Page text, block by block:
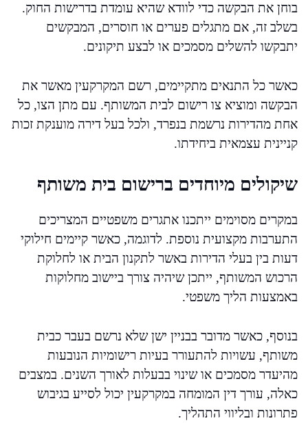
בוחן את הבקשה כדי לוודא שהיא עומדת בדרישות החוק.
בשלב זה, אם מתגלים פערים או חוסרים, המבקשים
יתבקשו להשלים מסמכים או לבצע תיקונים.
כאשר כל התנאים מתקיימים, רשם המקרקעין מאשר את
הבקשה ומוציא צו רישום לבית המשותף. עם מתן הצו, כל
אחת מהדירות נרשמת בנפרד, ולכל בעל דירה מוענקת זכות
קניינית עצמאית ביחידתו.
שיקולים מיוחדים ברישום בית משותף
במקרים מסוימים ייתכנו אתגרים משפטיים המצריכים
התערבות מקצועית נוספת. לדוגמה, כאשר קיימים חילוקי
דעות בין בעלי הדירות באשר לתקנון הבית או לחלוקת
הרכוש המשותף, ייתכן שיהיה צורך ביישוב מחלוקות
באמצעות הליך משפטי.
בנוסף, כאשר מדובר בבניין ישן שלא נרשם בעבר כבית
משותף, עשויות להתעורר בעיות רישומיות הנובעות
מהיעדר מסמכים או שינוי בבעלות לאורך השנים. במצבים
כאלה, עורך דין המומחה במקרקעין יכול לסייע בגיבוש
פתרונות ובליווי התהליך.